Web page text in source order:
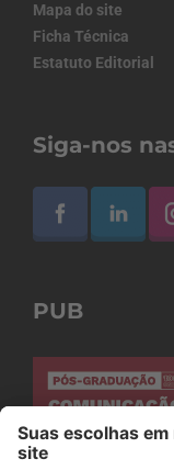
Mapa do site
Ficha Técnica
Estatuto Editorial
Siga-nos
PUB